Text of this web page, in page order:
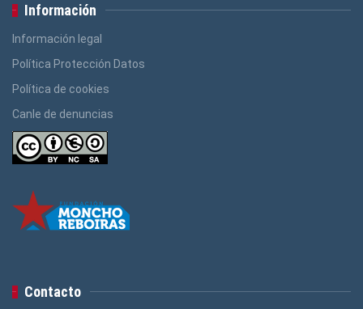
Información
Información legal
Política Protección Datos
Política de cookies
Canle de denuncias
Contacto